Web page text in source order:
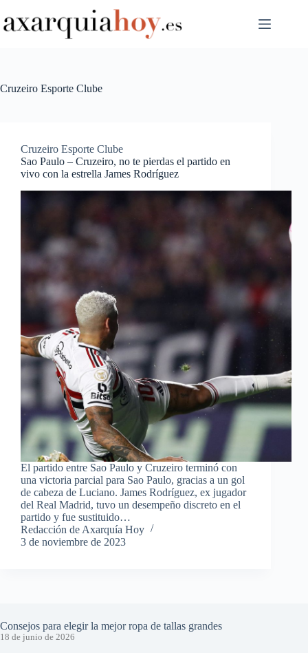
al
contenido
Cruzeiro Esporte Clube
Cruzeiro Esporte Clube
Sao Paulo – Cruzeiro, no te pierdas el partido en
vivo con la estrella James Rodríguez
El partido entre Sao Paulo y Cruzeiro terminó con
una victoria parcial para Sao Paulo, gracias a un gol
de cabeza de Luciano. James Rodríguez, ex jugador
del Real Madrid, tuvo un desempeño discreto en el
partido y fue sustituido…
Redacción de Axarquía Hoy
3 de noviembre de 2023
Consejos para elegir la mejor ropa de tallas grandes
18 de junio de 2026